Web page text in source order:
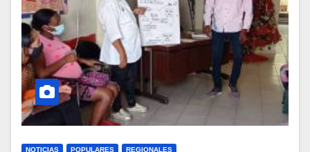
NOTICIAS POPULARES REGIONALES